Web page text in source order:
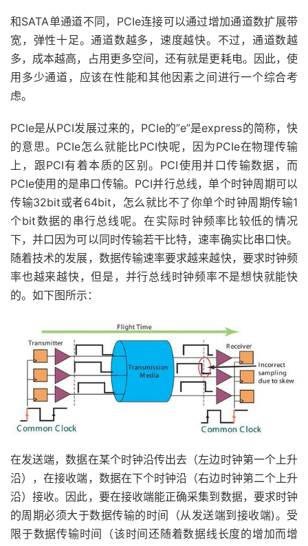
和SATA单通道不同，PCIe连接可以通过增加通道数扩展带
宽，弹性十足。通道数越多，速度越快。不过，通道数越
多，成本越高，占用更多空间，还有就是更耗电。因此，使
用多少通道，应该在性能和其他因素之间进行一个综合考
虑。
PCIe是从PCI发展过来的，PCIe的”e”是express的简称，快
的意思。PCIe怎么就能比PCI快呢，因为PCIe在物理传输
上，跟PCI有着本质的区别。PCI使用并口传输数据，而
PCIe使用的是串口传输。PCI并行总线，单个时钟周期可以
传输32bit或者64bit，怎么就比不了你单个时钟周期传输1
个bit数据的串行总线呢。在实际时钟频率比较低的情况
下，并口因为可以同时传输若干比特，速率确实比串口快。
随着技术的发展，数据传输速率要求越来越快，要求时钟频
率也越来越快，但是，并行总线时钟频率不是想快就能快
的。如下图所示：
在发送端，数据在某个时钟沿传出去（左边时钟第一个上升
沿），在接收端，数据在下个时钟沿（右边时钟第二个上升
沿）接收。因此，要在接收端能正确采集到数据，要求时钟
的周期必须大于数据传输的时间（从发送端到接收端)。受
限于数据传输时间（该时间还随着数据线长度的增加而增